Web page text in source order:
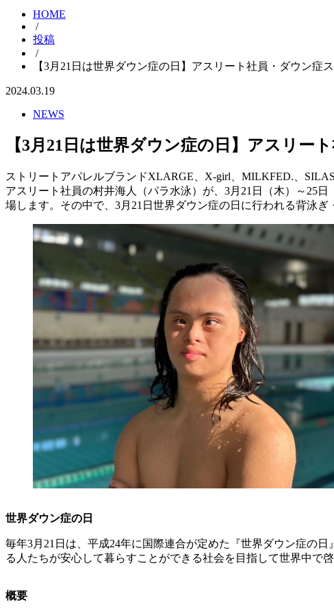
HOME
/
投稿
/
【3月21日は世界ダウン症の日】アスリート社員・ダウン症
2024.03.19
NEWS
【3月21日は世界ダウン症の日】アスリー
ストリートアパレルブランドXLARGE、X-girl、MILKFED.、
アスリート社員の村井海人（パラ水泳）が、3月21日（木）～25
場します。その中で、3月21日世界ダウン症の日に行われる背泳ぎ
世界ダウン症の日
毎年3月21日は、平成24年に国際連合が定めた『世界ダウン症の
る人たちが安心して暮らすことができる社会を目指して世界中で
概要